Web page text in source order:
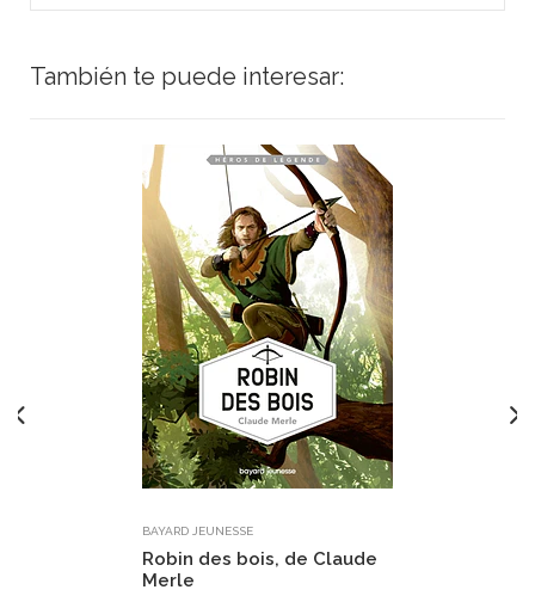
También te puede interesar:
BAYARD JEUNESSE
Robin des bois, de Claude
Merle